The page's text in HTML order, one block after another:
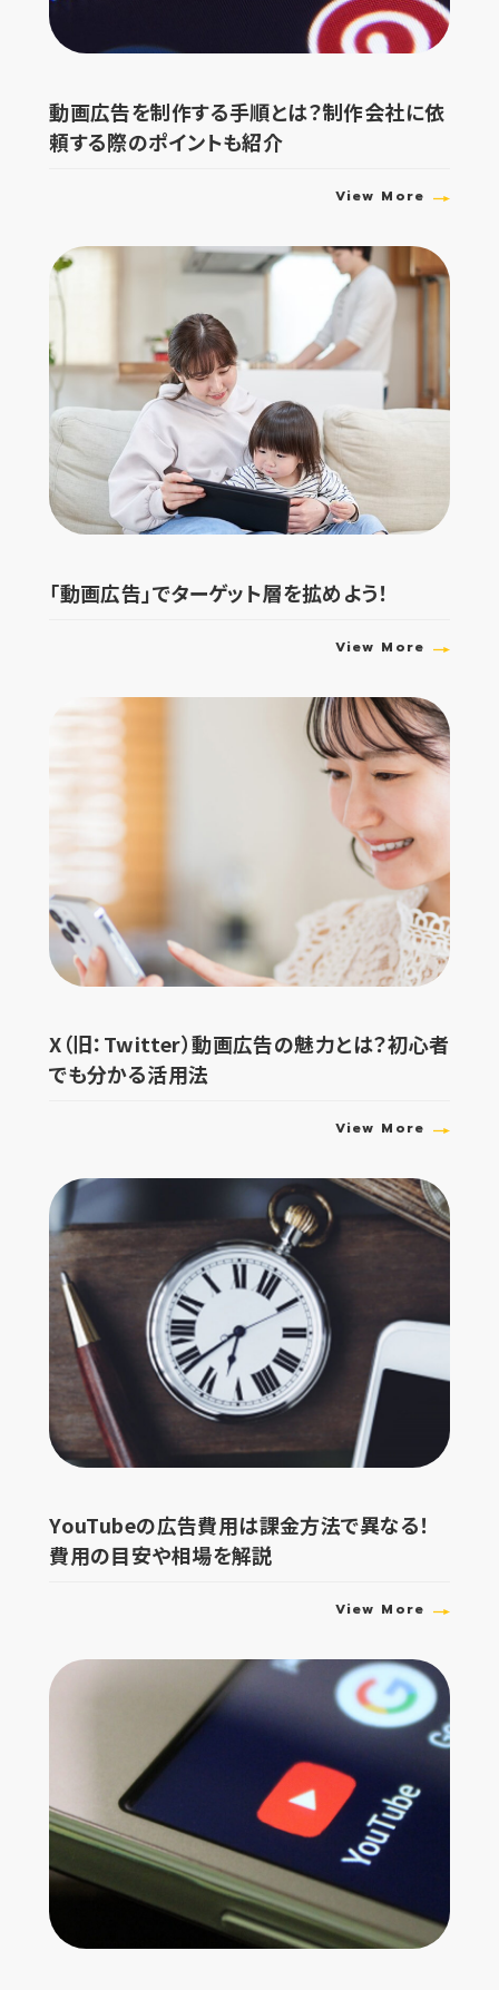
動画広告を制作する手順とは？制作会社に依
頼する際のポイントも紹介
View More
「動画広告」でターゲット層を拡めよう！
View More
X（旧：Twitter）動画広告の魅力とは？初心者
でも分かる活用法
View More
YouTubeの広告費用は課金方法で異なる！
費用の目安や相場を解説
View More